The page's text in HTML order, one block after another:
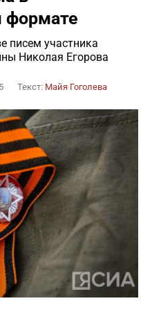
формате
писем участника
Николая Егорова
Текст: Майя Гоголева